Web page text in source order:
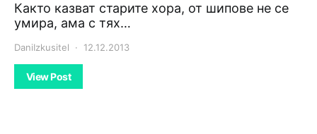
Както казват старите хора, от шипове не се
умира, ама с тях…
DaniIzkusitel 12.12.2013
View Post